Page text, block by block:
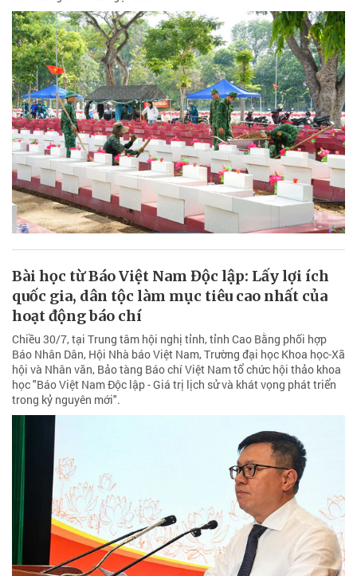
Bài học từ Báo Việt Nam Độc lập: Lấy lợi ích
quốc gia, dân tộc làm mục tiêu cao nhất của
hoạt động báo chí
Chiều 30/7, tại Trung tâm hội nghị tỉnh, tỉnh Cao Bằng phối hợp
Báo Nhân Dân, Hội Nhà báo Việt Nam, Trường đại học Khoa học-Xã
hội và Nhân văn, Bảo tàng Báo chí Việt Nam tổ chức hội thảo khoa
học "Báo Việt Nam Độc lập - Giá trị lịch sử và khát vọng phát triển
trong kỷ nguyên mới".